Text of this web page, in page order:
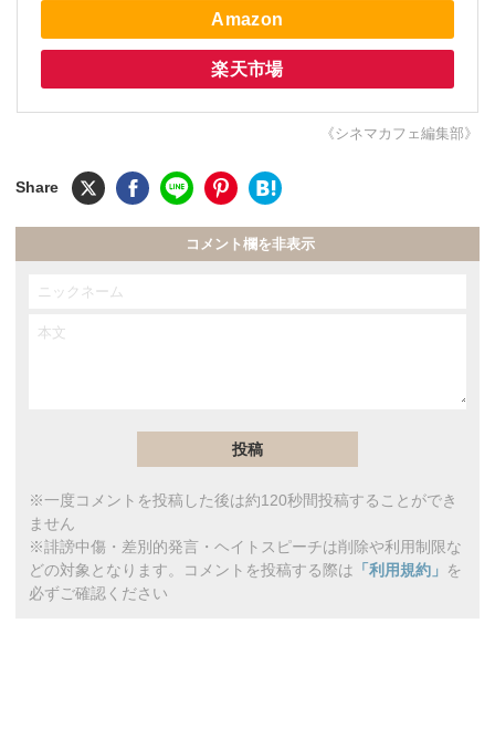
Amazon
楽天市場
《シネマカフェ編集部》
コメント欄を非表示
※一度コメントを投稿した後は約120秒間投稿することができ
ません
※誹謗中傷・差別的発言・ヘイトスピーチは削除や利用制限な
どの対象となります。コメントを投稿する際は 「利用規約」 を
必ずご確認ください